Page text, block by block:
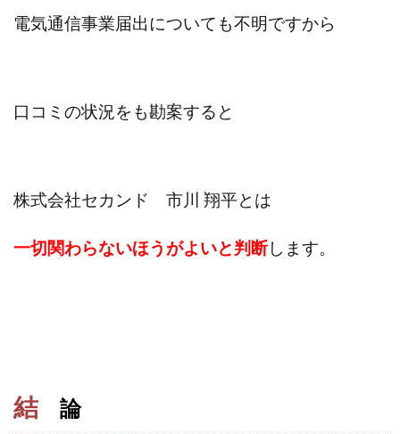
電気通信事業届出についても不明ですから
口コミの状況をも勘案すると
株式会社セカンド 市川 翔平とは
一切関わらないほうがよいと判断します。
結 論